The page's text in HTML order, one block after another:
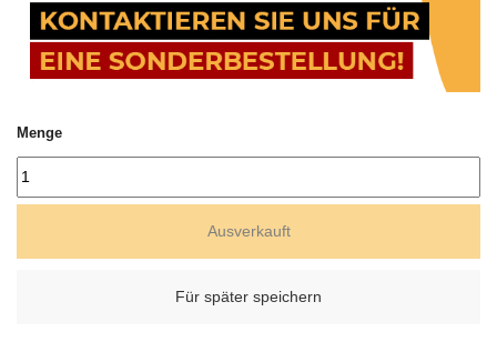
Menge
Ausverkauft
Für später speichern